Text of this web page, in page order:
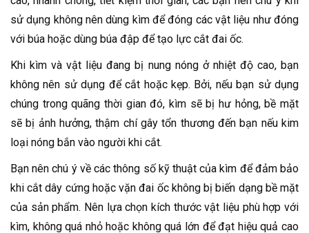
sử dụng không nên dùng kìm để đóng các vật liệu như đóng
với búa hoặc dùng búa đập để tạo lực cắt đai ốc.
Khi kìm và vật liệu đang bị nung nóng ở nhiệt độ cao, bạn
không nên sử dụng để cắt hoặc kẹp. Bởi, nếu bạn sử dụng
chúng trong quãng thời gian đó, kìm sẽ bị hư hỏng, bề mặt
sẽ bị ảnh hưởng, thậm chí gây tổn thương đến bạn nếu kim
loại nóng bắn vào người khi cắt.
Bạn nên chú ý về các thông số kỹ thuật của kìm để đảm bảo
khi cắt dây cứng hoặc vặn đai ốc không bị biến dạng bề mặt
của sản phẩm. Nên lựa chọn kích thước vật liệu phù hợp với
kìm, không quá nhỏ hoặc không quá lớn để đạt hiệu quả cao